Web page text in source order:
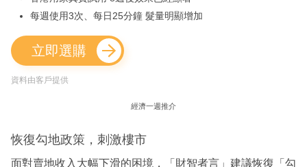
每週使用3次、每日25分鐘 髮量明顯增加
立即選購
資料由客戶提供
經濟一週推介
恢復勾地政策，刺激樓市
面對賣地收入大幅下滑的困境，「財智者言」建議恢復「勾